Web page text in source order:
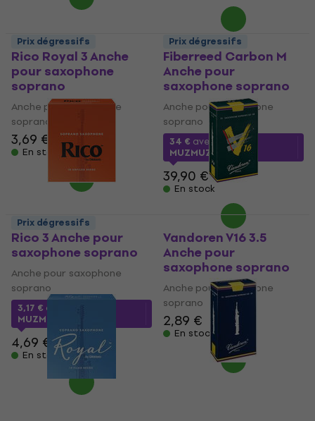
Rico Royal 3 Anche
pour saxophone
soprano
Anche pour saxophone
soprano
3,69 € 3,75 €
En stock
Fiberreed Carbon M
Anche pour
saxophone soprano
Anche pour saxophone
soprano
34 € avec le code
MUZMUZ-10
39,90 €
En stock
Prix dégressifs
Rico 3 Anche pour
saxophone soprano
Anche pour saxophone
soprano
3,17 € avec le code
MUZMUZ-30
4,69 €
En stock
Prix dégressifs
Vandoren V16 3.5
Anche pour
saxophone soprano
Anche pour saxophone
soprano
2,89 €
En stock
Prix dégressifs